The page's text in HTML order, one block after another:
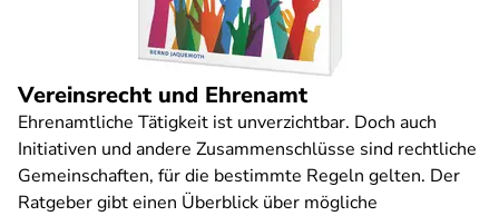
Vereinsrecht und Ehrenamt
Ehrenamtliche Tätigkeit ist unverzichtbar. Doch auch
Initiativen und andere Zusammenschlüsse sind rechtliche
Gemeinschaften, für die bestimmte Regeln gelten. Der
Ratgeber gibt einen Überblick über mögliche